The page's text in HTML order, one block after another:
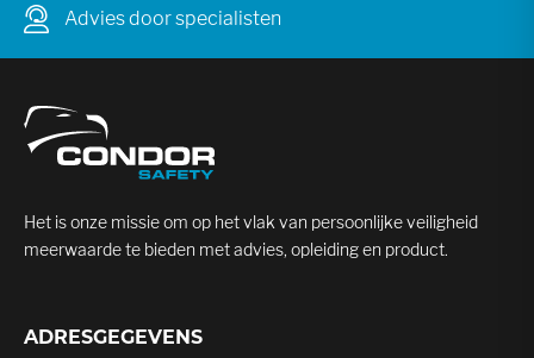
Advies door specialisten
Het is onze missie om op het vlak van persoonlijke veiligheid
meerwaarde te bieden met advies, opleiding en product.
ADRESGEGEVENS